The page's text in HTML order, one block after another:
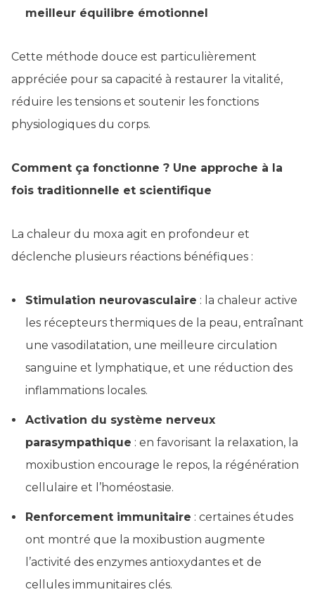
meilleur équilibre émotionnel
Cette méthode douce est particulièrement
appréciée pour sa capacité à restaurer la vitalité,
réduire les tensions et soutenir les fonctions
physiologiques du corps.
Comment ça fonctionne ? Une approche à la
fois traditionnelle et scientifique
La chaleur du moxa agit en profondeur et
déclenche plusieurs réactions bénéfiques :
Stimulation neurovasculaire : la chaleur active
les récepteurs thermiques de la peau, entraînant
une vasodilatation, une meilleure circulation
sanguine et lymphatique, et une réduction des
inflammations locales.
Activation du système nerveux
parasympathique : en favorisant la relaxation, la
moxibustion encourage le repos, la régénération
cellulaire et l’homéostasie.
Renforcement immunitaire : certaines études
ont montré que la moxibustion augmente
l’activité des enzymes antioxydantes et de
cellules immunitaires clés.